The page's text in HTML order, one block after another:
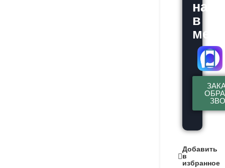
в
Добавить
в
избранное